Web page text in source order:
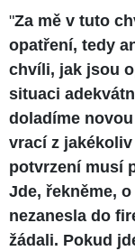
"Za mě v tuto
opatření, tedy
chvíli, jak jsou
situaci
doladíme
vrací z
potvrzení musí
Jde, řekněme,
nezanesla do
žádali. Pokud